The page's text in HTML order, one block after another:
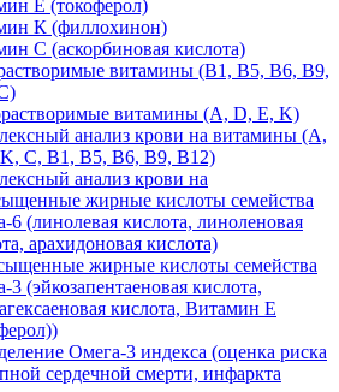
Е (токоферол)
К (филлохинон)
С (аскорбиновая кислота)
витамины (B1, B5, B6, В9,
витамины (A, D, E, K)
анализ крови на витамины (A,
C, B1, B5, B6, В9, B12)
анализ крови на
жирные кислоты семейства
6 (линолевая кислота, линоленовая
арахидоновая кислота)
жирные кислоты семейства
3 (эйкозапентаеновая кислота,
кислота, Витамин E
Омега-3 индекса (оценка риска
сердечной смерти, инфаркта